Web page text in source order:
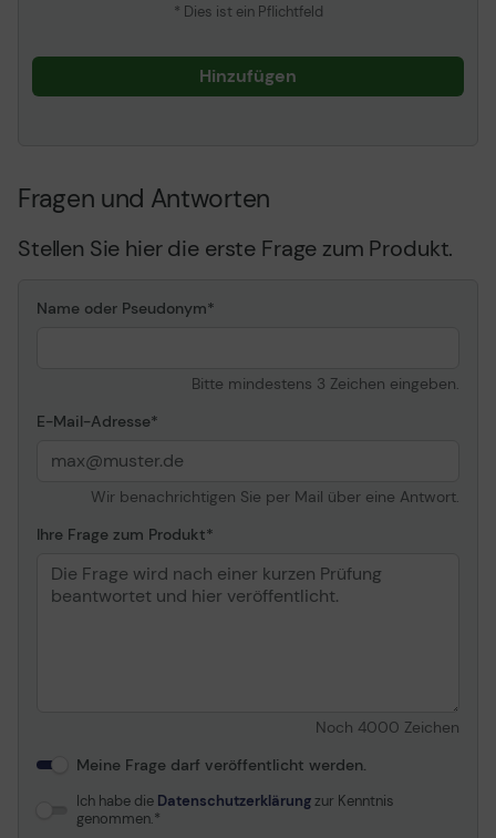
* Dies ist ein Pflichtfeld
Hinzufügen
Fragen und Antworten
Stellen Sie hier die erste Frage zum Produkt.
Name oder Pseudonym
Bitte mindestens 3 Zeichen eingeben.
E-Mail-Adresse
Wir benachrichtigen Sie per Mail über eine Antwort.
Ihre Frage zum Produkt
Noch 4000 Zeichen
Meine Frage darf veröffentlicht werden.
Ich habe die Datenschutzerklärungzur Kenntnis
genommen.